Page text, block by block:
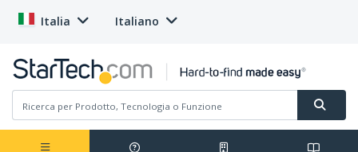
Italia Italiano